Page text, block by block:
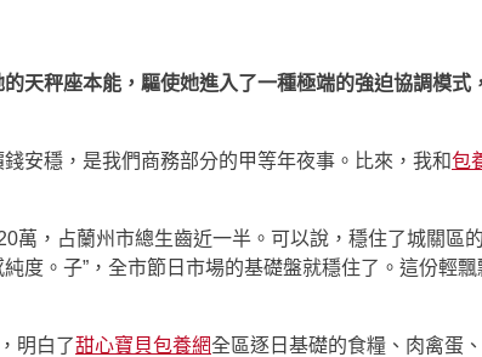
的天秤座本能，驅使她進入了一種極端的強迫協調模
安穩，是我們商務部分的甲等年夜事。比來，我和包
萬，占蘭州市總生齒近一半。可以說，穩住了城關區的
度。子”，全市節日市場的基礎盤就穩住了。這份輕
明白了甜心寶貝包養網全區逐日基礎的食糧、肉禽蛋